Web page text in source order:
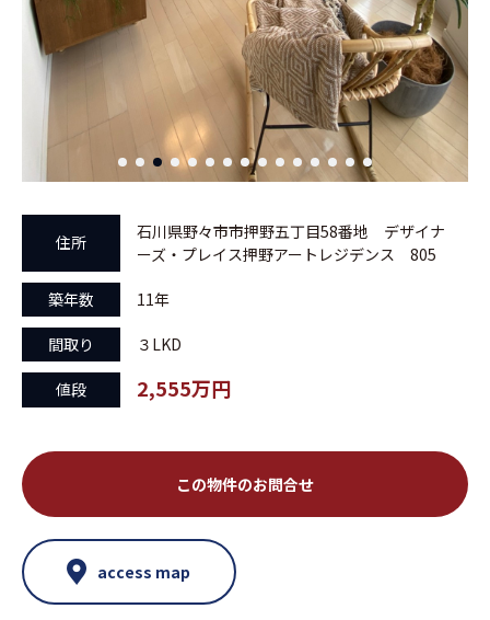
住所
石川県野々市市押野五丁目58番地 デザイナ
ーズ・プレイス押野アートレジデンス 805
築年数 11年
間取り ３LKD
値段 2,555万円
この物件のお問合せ
access map